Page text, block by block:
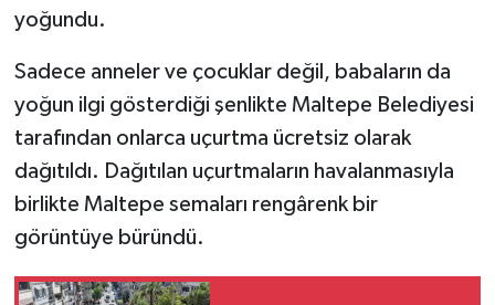
yoğundu.
Sadece anneler ve çocuklar değil, babaların da
yoğun ilgi gösterdiği şenlikte Maltepe Belediyesi
tarafından onlarca uçurtma ücretsiz olarak
dağıtıldı. Dağıtılan uçurtmaların havalanmasıyla
birlikte Maltepe semaları rengârenk bir
görüntüye büründü.